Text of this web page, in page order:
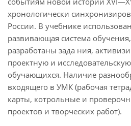
хронологически
России. В учебнике
развивающая система
разработаны зада ния,
проектную и
обучающихся. Наличие
входящего в УМК (рабочая
карты, котрольные и
проектов и творческих работ).